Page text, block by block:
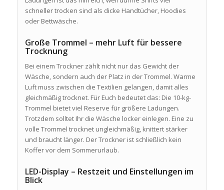
schneller trocken sind als dicke Handtücher, Hoodies
oder Bettwäsche.
Große Trommel – mehr Luft für bessere
Trocknung
Bei einem Trockner zählt nicht nur das Gewicht der
Wäsche, sondern auch der Platz in der Trommel. Warme
Luft muss zwischen die Textilien gelangen, damit alles
gleichmäßig trocknet. Für Euch bedeutet das: Die 10-kg-
Trommel bietet viel Reserve für größere Ladungen.
Trotzdem solltet Ihr die Wäsche locker einlegen. Eine zu
volle Trommel trocknet ungleichmäßig, knittert stärker
und braucht länger. Der Trockner ist schließlich kein
Koffer vor dem Sommerurlaub.
LED-Display – Restzeit und Einstellungen im
Blick